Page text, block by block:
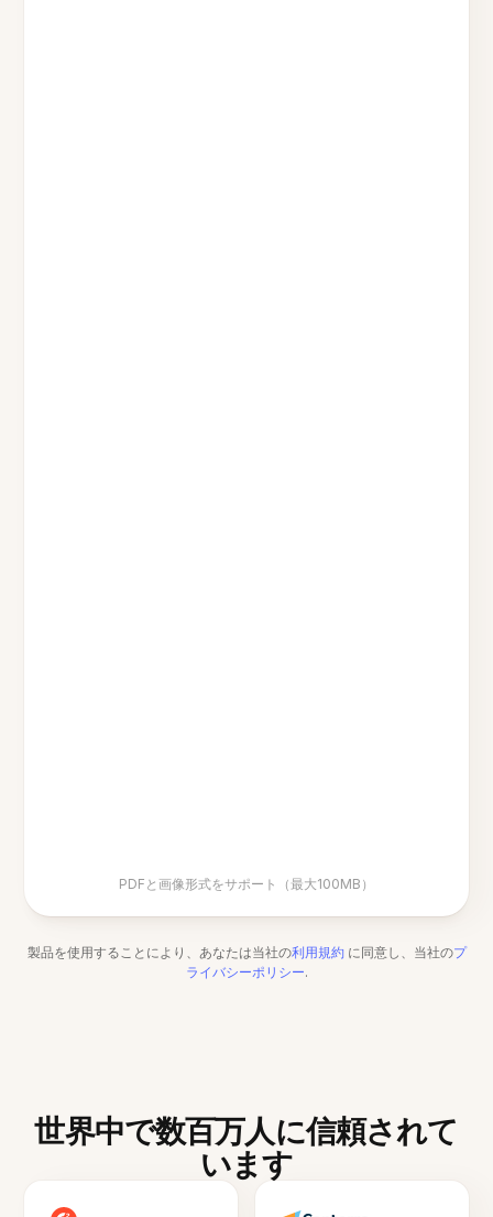
PDFと画像形式をサポート（最大100MB）
製品を使用することにより、あなたは当社の利用規約 に同意し、当社のプ
ライバシーポリシー.
世界中で数百万人に信頼されて
います